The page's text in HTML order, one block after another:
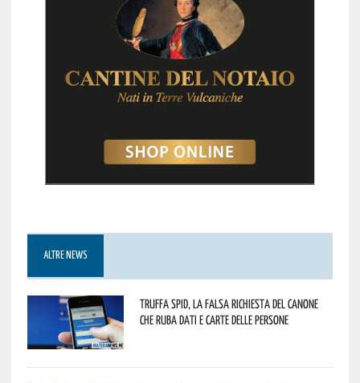
ALTRE NEWS
Truffa Spid, la falsa richiesta del canone
che ruba dati e carte delle persone